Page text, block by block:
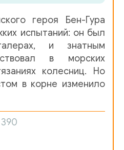
героя Бен-Гура
испытаний: он был
и знатным
в морских
колесниц. Но
в корне изменило
390